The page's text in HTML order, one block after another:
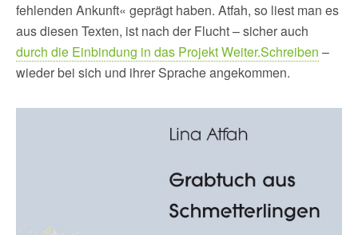
fehlenden Ankunft« geprägt haben. Atfah, so liest man es
aus diesen Texten, ist nach der Flucht – sicher auch
durch die Einbindung in das Projekt Weiter.Schreiben –
wieder bei sich und ihrer Sprache angekommen.